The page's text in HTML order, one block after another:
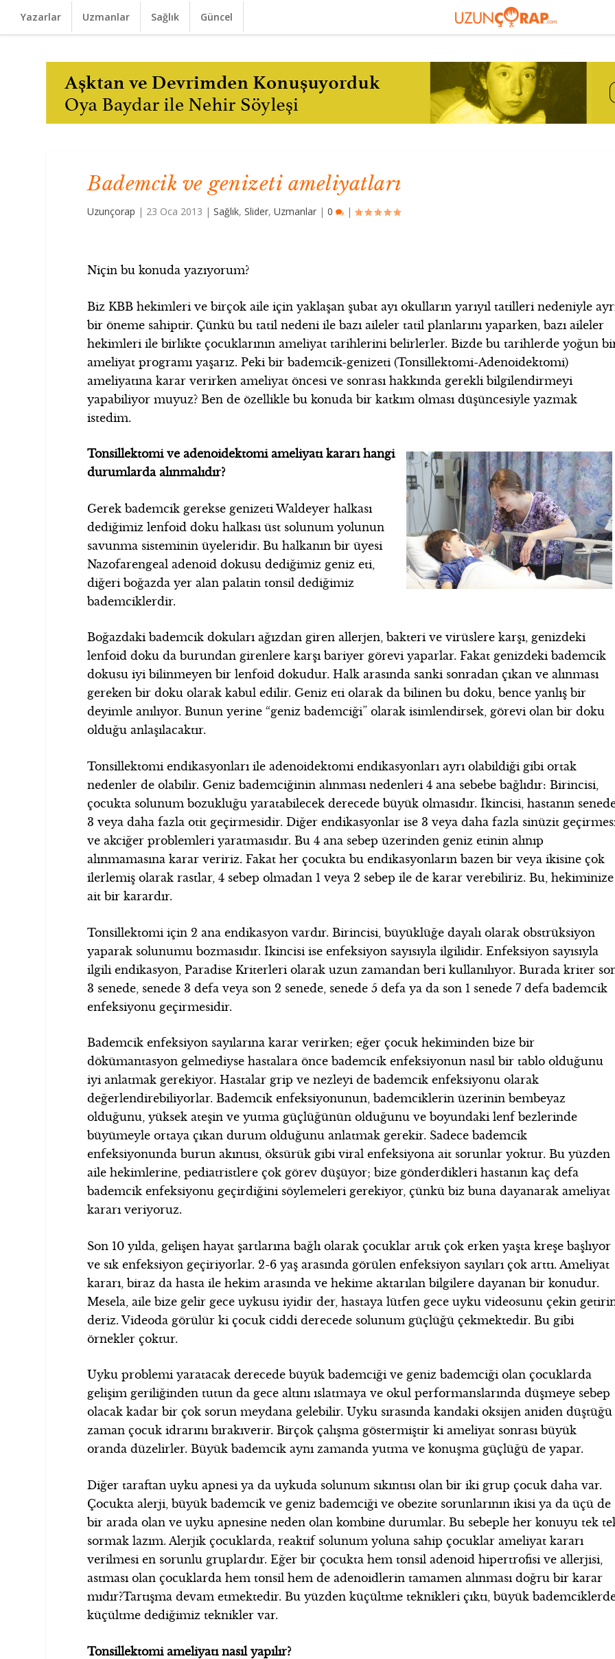
Yazarlar Uzmanlar Sağlık Güncel
Bademcik ve genizeti ameliyatları
Uzunçorap | 23 Oca 2013 |Sağlık,Slider,Uzmanlar |0 |
Niçin bu konuda yazıyorum?
Biz KBB hekimleri ve birçok aile için yaklaşan şubat ayı okulların yarıyıl tatilleri nedeniyle
bir öneme sahiptir. Çünkü bu tatil nedeni ile bazı aileler tatil planlarını yaparken, bazı aileler
hekimleri ile birlikte çocuklarının ameliyat tarihlerini belirlerler. Bizde bu tarihlerde yoğun
ameliyat programı yaşarız. Peki bir bademcik-genizeti (Tonsillektomi-Adenoidektomi)
ameliyatına karar verirken ameliyat öncesi ve sonrası hakkında gerekli bilgilendirmeyi
yapabiliyor muyuz? Ben de özellikle bu konuda bir katkım olması düşüncesiyle yazmak
istedim.
Tonsillektomi ve adenoidektomi ameliyatı kararı hangi
durumlarda alınmalıdır?
Gerek bademcik gerekse genizeti Waldeyer halkası
dediğimiz lenfoid doku halkası üst solunum yolunun
savunma sisteminin üyeleridir. Bu halkanın bir üyesi
Nazofarengeal adenoid dokusu dediğimiz geniz eti,
diğeri boğazda yer alan palatin tonsil dediğimiz
bademciklerdir.
Boğazdaki bademcik dokuları ağızdan giren allerjen, bakteri ve virüslere karşı, genizdeki
lenfoid doku da burundan girenlere karşı bariyer görevi yaparlar. Fakat genizdeki bademcik
dokusu iyi bilinmeyen bir lenfoid dokudur. Halk arasında sanki sonradan çıkan ve alınması
gereken bir doku olarak kabul edilir. Geniz eti olarak da bilinen bu doku, bence yanlış bir
deyimle anılıyor. Bunun yerine “geniz bademciği” olarak isimlendirsek, görevi olan bir doku
olduğu anlaşılacaktır.
Tonsillektomi endikasyonları ile adenoidektomi endikasyonları ayrı olabildiği gibi ortak
nedenler de olabilir. Geniz bademciğinin alınması nedenleri 4 ana sebebe bağlıdır: Birincisi,
çocukta solunum bozukluğu yaratabilecek derecede büyük olmasıdır. İkincisi, hastanın
3 veya daha fazla otit geçirmesidir. Diğer endikasyonlar ise 3 veya daha fazla sinüzit
ve akciğer problemleri yaratmasıdır. Bu 4 ana sebep üzerinden geniz etinin alınıp
alınmamasına karar veririz. Fakat her çocukta bu endikasyonların bazen bir veya ikisine çok
ilerlemiş olarak rastlar, 4 sebep olmadan 1 veya 2 sebep ile de karar verebiliriz. Bu, hekiminize
ait bir karardır.
Tonsillektomi için 2 ana endikasyon vardır. Birincisi, büyüklüğe dayalı olarak obstrüksiyon
yaparak solunumu bozmasıdır. İkincisi ise enfeksiyon sayısıyla ilgilidir. Enfeksiyon sayısıyla
ilgili endikasyon, Paradise Kriterleri olarak uzun zamandan beri kullanılıyor. Burada kriter
3 senede, senede 3 defa veya son 2 senede, senede 5 defa ya da son 1 senede 7 defa bademcik
enfeksiyonu geçirmesidir.
Bademcik enfeksiyon sayılarına karar verirken; eğer çocuk hekiminden bize bir
dökümantasyon gelmediyse hastalara önce bademcik enfeksiyonun nasıl bir tablo olduğunu
iyi anlatmak gerekiyor. Hastalar grip ve nezleyi de bademcik enfeksiyonu olarak
değerlendirebiliyorlar. Bademcik enfeksiyonunun, bademciklerin üzerinin bembeyaz
olduğunu, yüksek ateşin ve yutma güçlüğünün olduğunu ve boyundaki lenf bezlerinde
büyümeyle ortaya çıkan durum olduğunu anlatmak gerekir. Sadece bademcik
enfeksiyonunda burun akıntısı, öksürük gibi viral enfeksiyona ait sorunlar yoktur. Bu yüzden
aile hekimlerine, pediatristlere çok görev düşüyor; bize gönderdikleri hastanın kaç defa
bademcik enfeksiyonu geçirdiğini söylemeleri gerekiyor, çünkü biz buna dayanarak ameliyat
kararı veriyoruz.
Son 10 yılda, gelişen hayat şartlarına bağlı olarak çocuklar artık çok erken yaşta kreşe başlıyor
ve sık enfeksiyon geçiriyorlar. 2-6 yaş arasında görülen enfeksiyon sayıları çok arttı. Ameliyat
kararı, biraz da hasta ile hekim arasında ve hekime aktarılan bilgilere dayanan bir konudur.
Mesela, aile bize gelir gece uykusu iyidir der, hastaya lütfen gece uyku videosunu çekin
deriz. Videoda görülür ki çocuk ciddi derecede solunum güçlüğü çekmektedir. Bu gibi
örnekler çoktur.
Uyku problemi yaratacak derecede büyük bademciği ve geniz bademciği olan çocuklarda
gelişim geriliğinden tutun da gece altını ıslatmaya ve okul performanslarında düşmeye sebep
olacak kadar bir çok sorun meydana gelebilir. Uyku sırasında kandaki oksijen aniden düştüğü
zaman çocuk idrarını bırakıverir. Birçok çalışma göstermiştir ki ameliyat sonrası büyük
oranda düzelirler. Büyük bademcik aynı zamanda yutma ve konuşma güçlüğü de yapar.
Diğer taraftan uyku apnesi ya da uykuda solunum sıkıntısı olan bir iki grup çocuk daha var.
Çocukta alerji, büyük bademcik ve geniz bademciği ve obezite sorunlarının ikisi ya da üçü de
bir arada olan ve uyku apnesine neden olan kombine durumlar. Bu sebeple her konuyu tek
sormak lazım. Alerjik çocuklarda, reaktif solunum yoluna sahip çocuklar ameliyat kararı
verilmesi en sorunlu gruplardır. Eğer bir çocukta hem tonsil adenoid hipertrofisi ve allerjisi,
astması olan çocuklarda hem tonsil hem de adenoidlerin tamamen alınması doğru bir karar
mıdır?Tartışma devam etmektedir. Bu yüzden küçültme teknikleri çıktı, büyük
küçültme dediğimiz teknikler var.
Tonsillektomi ameliyatı nasıl yapılır?